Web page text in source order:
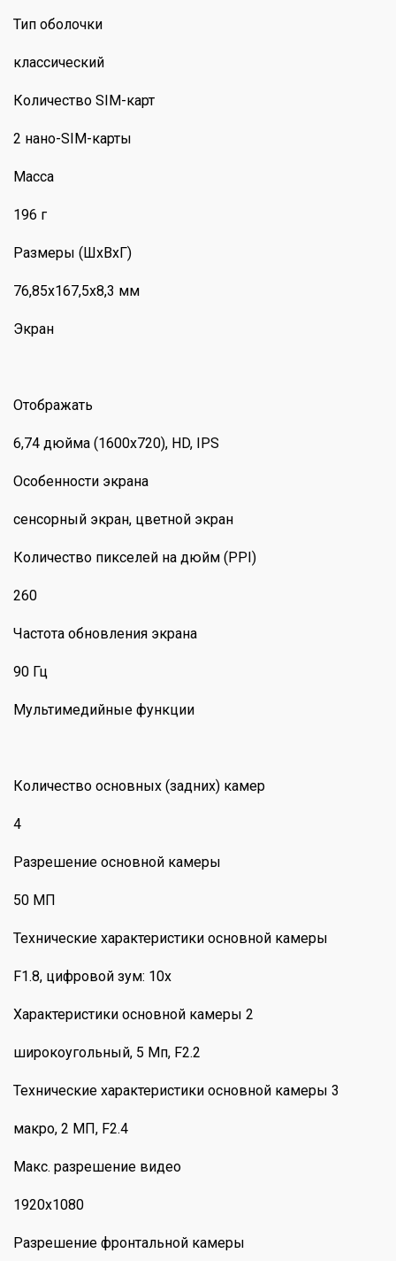
Тип оболочки
классический
Количество SIM-карт
2 нано-SIM-карты
Масса
196 г
Размеры (ШхВхГ)
76,85x167,5x8,3 мм
Экран
Отображать
6,74 дюйма (1600x720), HD, IPS
Особенности экрана
сенсорный экран, цветной экран
Количество пикселей на дюйм (PPI)
260
Частота обновления экрана
90 Гц
Мультимедийные функции
Количество основных (задних) камер
4
Разрешение основной камеры
50 МП
Технические характеристики основной камеры
F1.8, цифровой зум: 10x
Характеристики основной камеры 2
широкоугольный, 5 Мп, F2.2
Технические характеристики основной камеры 3
макро, 2 МП, F2.4
Макс. разрешение видео
1920x1080
Разрешение фронтальной камеры